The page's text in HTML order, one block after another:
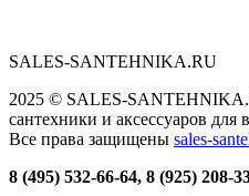
SALES-SANTEHNIKA.RU
2025 © SALES-
сантехники и аксессуаров для
Все права защищены sales-
8 (495) 532-66-64, 8 (925) 208-